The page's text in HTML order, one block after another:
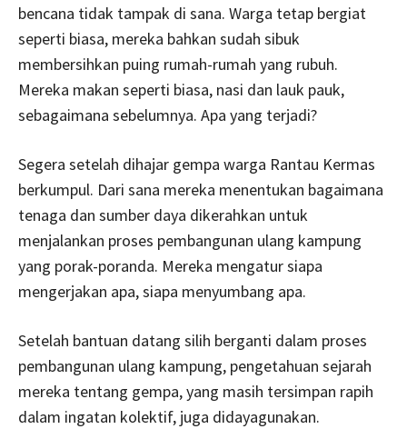
bencana tidak tampak di sana. Warga tetap bergiat
seperti biasa, mereka bahkan sudah sibuk
membersihkan puing rumah-rumah yang rubuh.
Mereka makan seperti biasa, nasi dan lauk pauk,
sebagaimana sebelumnya. Apa yang terjadi?
Segera setelah dihajar gempa warga Rantau Kermas
berkumpul. Dari sana mereka menentukan bagaimana
tenaga dan sumber daya dikerahkan untuk
menjalankan proses pembangunan ulang kampung
yang porak-poranda. Mereka mengatur siapa
mengerjakan apa, siapa menyumbang apa.
Setelah bantuan datang silih berganti dalam proses
pembangunan ulang kampung, pengetahuan sejarah
mereka tentang gempa, yang masih tersimpan rapih
dalam ingatan kolektif, juga didayagunakan.